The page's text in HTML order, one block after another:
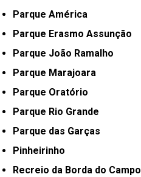
Parque América
Parque Erasmo Assunção
Parque João Ramalho
Parque Marajoara
Parque Oratório
Parque Rio Grande
Parque das Garças
Pinheirinho
Recreio da Borda do Campo